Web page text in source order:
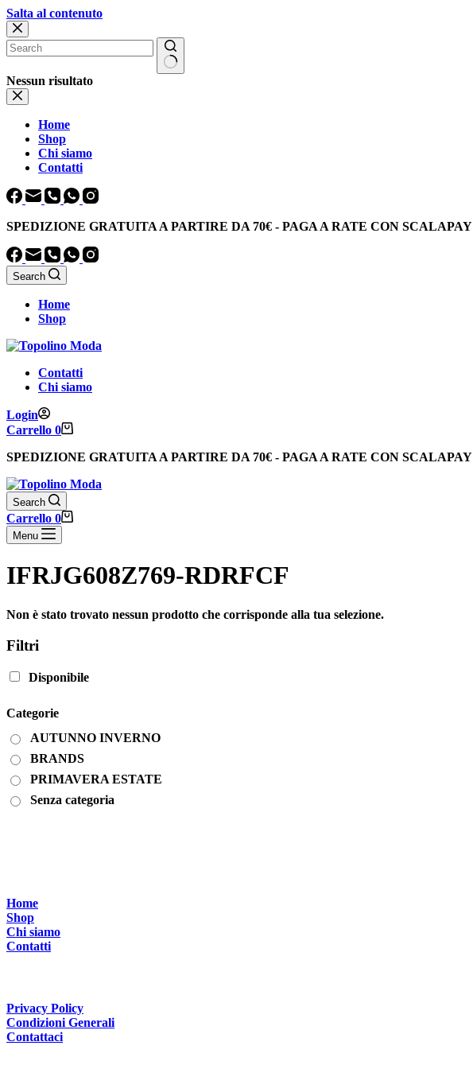
Salta al contenuto
Nessun risultato
Home
Shop
Chi siamo
Contatti
SPEDIZIONE GRATUITA A PARTIRE DA 70€ - PAGA A RATE CON SCALAPAY
Search
Home
Shop
Contatti
Chi siamo
Login
Carrello 0
SPEDIZIONE GRATUITA A PARTIRE DA 70€ - PAGA A RATE CON SCALAPAY
Search
Carrello 0
Menu
IFRJG608Z769-RDRFCF
Non è stato trovato nessun prodotto che corrisponde alla tua selezione.
Filtri
Disponibile
Categorie
AUTUNNO INVERNO
BRANDS
PRIMAVERA ESTATE
Senza categoria
Home
Shop
Chi siamo
Contatti
Privacy Policy
Condizioni Generali
Contattaci